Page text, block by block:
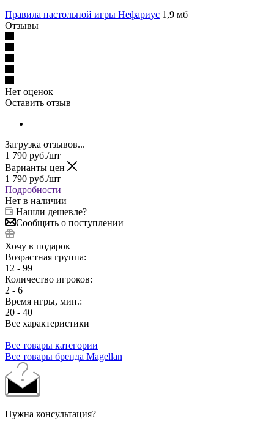
Правила настольной игры Нефариус 1,9 мб
Отзывы
Нет оценок
Оставить отзыв
Загрузка отзывов...
1 790 руб./шт
Варианты цен
1 790 руб./шт
Подробности
Нет в наличии
Нашли дешевле?
Сообщить о поступлении
Хочу в подарок
Возрастная группа:
12 - 99
Количество игроков:
2 - 6
Время игры, мин.:
20 - 40
Все характеристики
Все товары категории
Все товары бренда Magellan
Нужна консультация?